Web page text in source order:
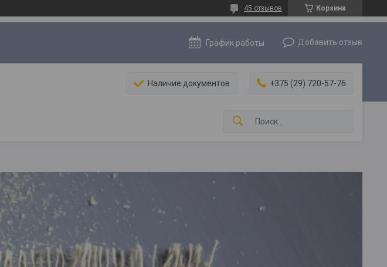
Корзина
45 отзывов
График работы Добавить отзыв
Наличие документов +375 (29) 720-57-76